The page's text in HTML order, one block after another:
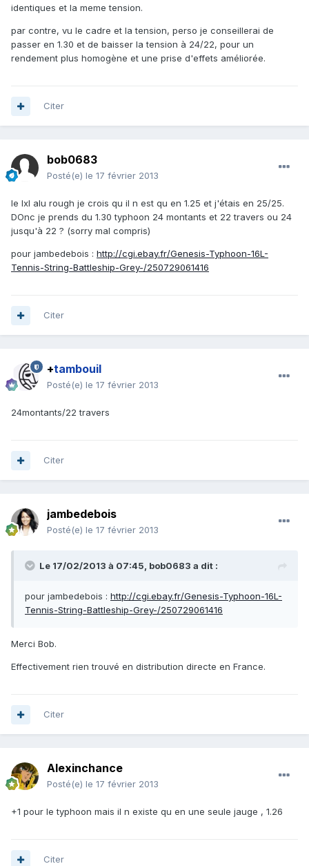
identiques et la meme tension.
par contre, vu le cadre et la tension, perso je conseillerai de
passer en 1.30 et de baisser la tension à 24/22, pour un
rendement plus homogène et une prise d'effets améliorée.
Citer
bob0683
Posté(e) le 17 février 2013
le lxl alu rough je crois qu il n est qu en 1.25 et j'étais en 25/25.
DOnc je prends du 1.30 typhoon 24 montants et 22 travers ou 24
jusqu'à 22 ? (sorry mal compris)
pour jambedebois : http://cgi.ebay.fr/Genesis-Typhoon-16L-
Tennis-String-Battleship-Grey-/250729061416
Citer
+tambouil
Posté(e) le 17 février 2013
24montants/22 travers
Citer
jambedebois
Posté(e) le 17 février 2013
Le 17/02/2013 à 07:45, bob0683 a dit :
pour jambedebois : http://cgi.ebay.fr/Genesis-Typhoon-16L-
Tennis-String-Battleship-Grey-/250729061416
Merci Bob.
Effectivement rien trouvé en distribution directe en France.
Citer
Alexinchance
Posté(e) le 17 février 2013
+1 pour le typhoon mais il n existe qu en une seule jauge , 1.26
Citer